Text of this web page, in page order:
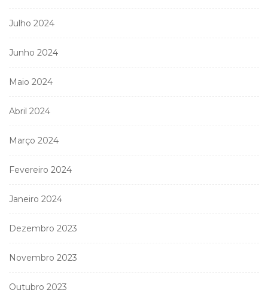
Julho 2024
Junho 2024
Maio 2024
Abril 2024
Março 2024
Fevereiro 2024
Janeiro 2024
Dezembro 2023
Novembro 2023
Outubro 2023